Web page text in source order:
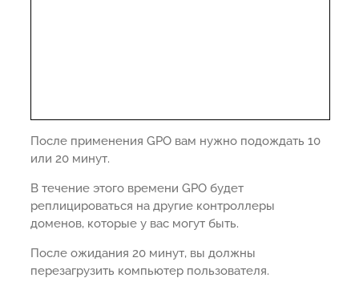
После применения GPO вам нужно подождать 10
или 20 минут.
В течение этого времени GPO будет
реплицироваться на другие контроллеры
доменов, которые у вас могут быть.
После ожидания 20 минут, вы должны
перезагрузить компьютер пользователя.